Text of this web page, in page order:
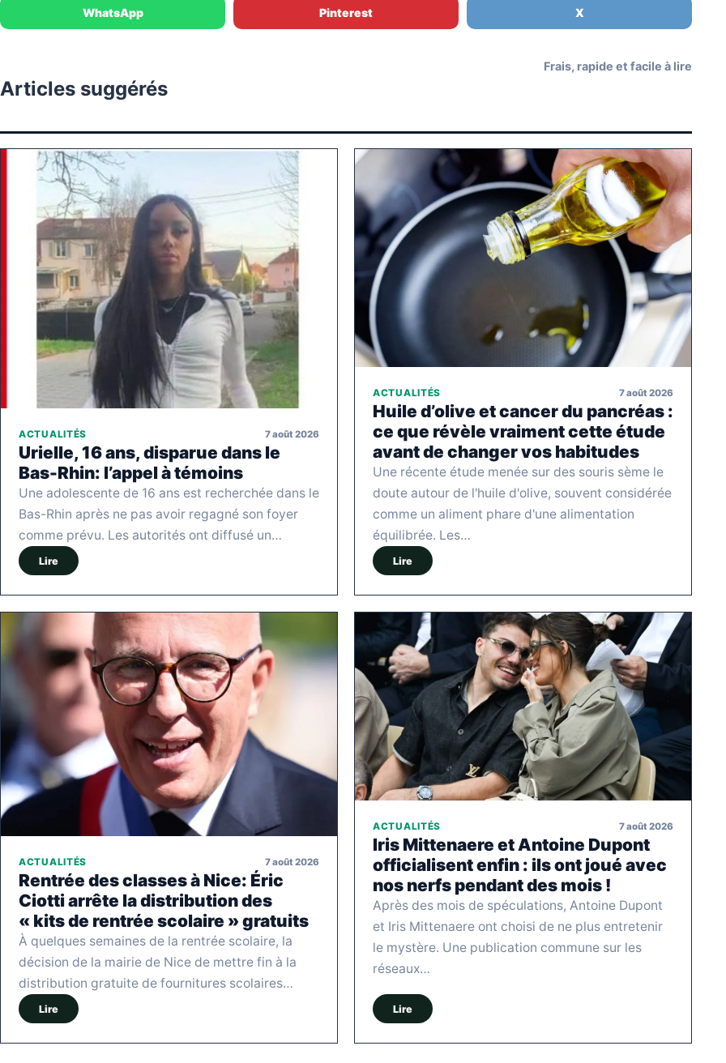
WhatsApp Pinterest X
Articles suggérés
Frais, rapide et facile à lire
ACTUALITÉS 7 août 2026
Urielle, 16 ans, disparue dans le
Bas-Rhin: l’appel à témoins
Une adolescente de 16 ans est recherchée dans le
Bas-Rhin après ne pas avoir regagné son foyer
comme prévu. Les autorités ont diffusé un…
Lire
ACTUALITÉS 7 août 2026
Huile d’olive et cancer du pancréas :
ce que révèle vraiment cette étude
avant de changer vos habitudes
Une récente étude menée sur des souris sème le
doute autour de l'huile d'olive, souvent considérée
comme un aliment phare d'une alimentation
équilibrée. Les…
Lire
ACTUALITÉS 7 août 2026
Rentrée des classes à Nice: Éric
Ciotti arrête la distribution des
« kits de rentrée scolaire » gratuits
À quelques semaines de la rentrée scolaire, la
décision de la mairie de Nice de mettre fin à la
distribution gratuite de fournitures scolaires…
Lire
ACTUALITÉS 7 août 2026
Iris Mittenaere et Antoine Dupont
officialisent enfin : ils ont joué avec
nos nerfs pendant des mois !
Après des mois de spéculations, Antoine Dupont
et Iris Mittenaere ont choisi de ne plus entretenir
le mystère. Une publication commune sur les
réseaux…
Lire